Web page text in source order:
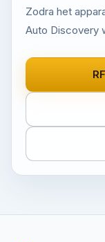
Zodra het
Auto Discovery